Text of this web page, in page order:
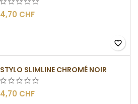
4,70 CHF
favorite_border
STYLO SLIMLINE CHROMÉ NOIR
4,70 CHF